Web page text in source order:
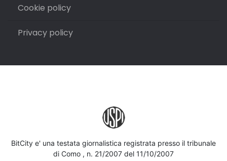
Cookie policy
Privacy policy
BitCity e' una testata giornalistica registrata presso il tribunale
di Como , n. 21/2007 del 11/10/2007